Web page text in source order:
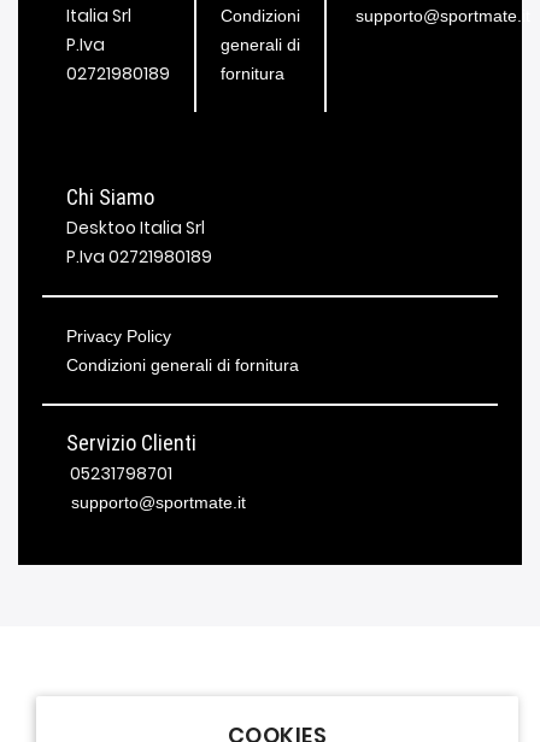
COOKIES
Italia Srl
P.Iva
02721980189
Condizioni
generali di
fornitura
supporto@sportmate.it
Chi Siamo
Desktoo Italia Srl
P.Iva 02721980189
Privacy Policy
Condizioni generali di fornitura
Servizio Clienti
05231798701
supporto@sportmate.it